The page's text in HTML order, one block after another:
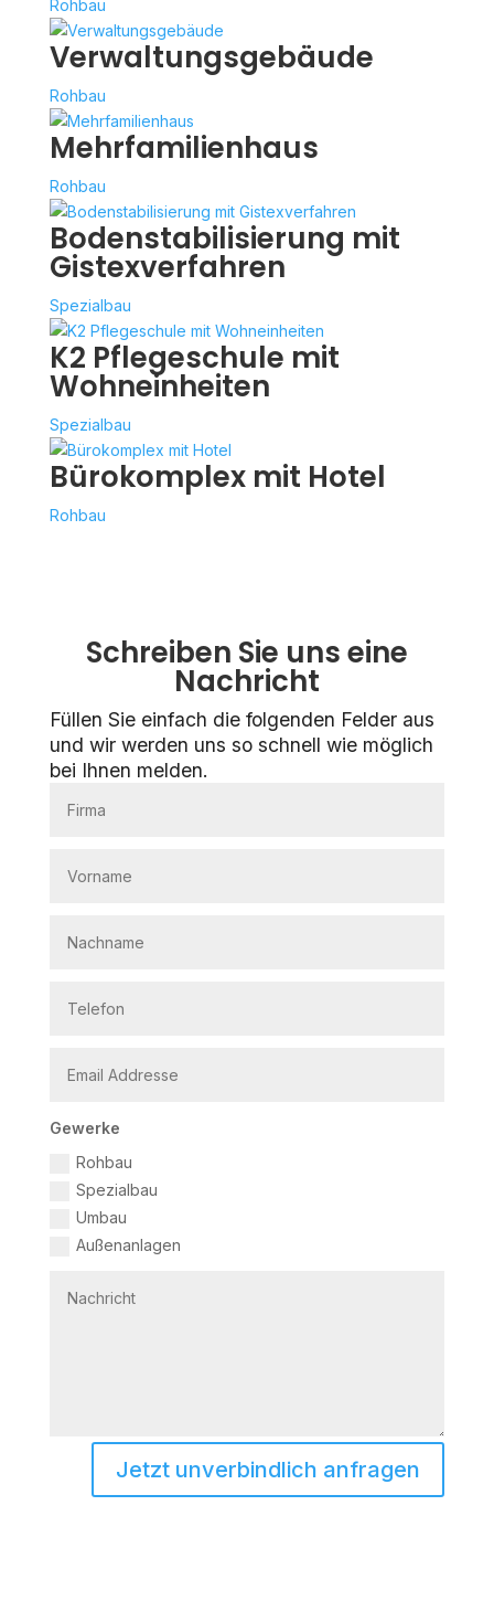
Rohbau
Verwaltungsgebäude
Rohbau
Mehrfamilienhaus
Rohbau
Bodenstabilisierung mit
Gistexverfahren
Spezialbau
K2 Pflegeschule mit
Wohneinheiten
Spezialbau
Bürokomplex mit Hotel
Rohbau
Schreiben Sie uns eine
Nachricht
Füllen Sie einfach die folgenden Felder aus
und wir werden uns so schnell wie möglich
bei Ihnen melden.
Gewerke
Rohbau
Spezialbau
Umbau
Außenanlagen
Jetzt unverbindlich anfragen